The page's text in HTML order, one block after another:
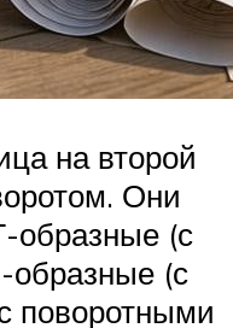
на второй
Они
образные (с
образные (с
поворотными